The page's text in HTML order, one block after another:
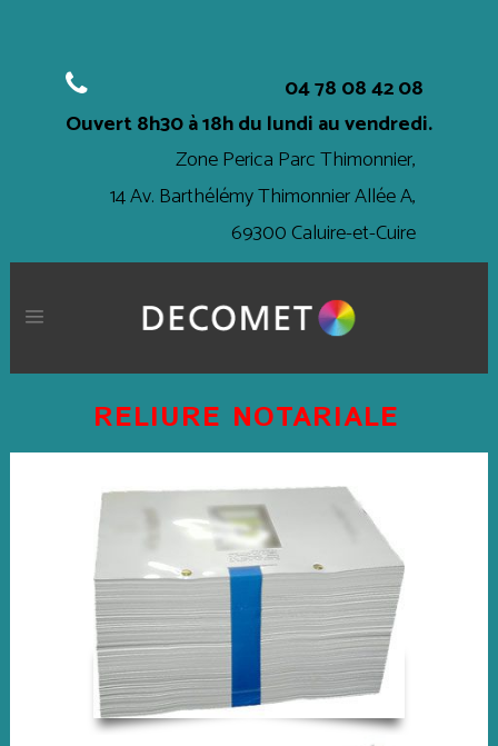
04 78 08 42 08
Ouvert8h30 à 18hdu lundi au vendredi.
Zone Perica Parc Thimonnier,
14 Av. Barthélémy Thimonnier Allée A,
69300 Caluire-et-Cuire
RELIURE NOTARIALE